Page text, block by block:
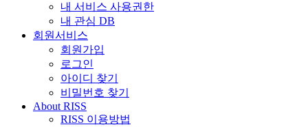
내 서비스 사용권한
내 관심 DB
회원서비스
회원가입
로그인
아이디 찾기
비밀번호 찾기
About RISS
RISS 이용방법